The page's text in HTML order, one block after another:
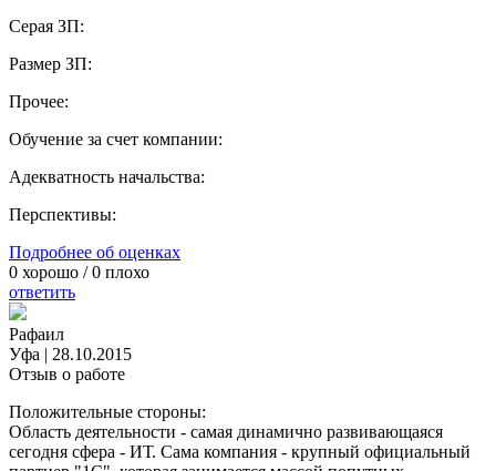
Серая ЗП:
Размер ЗП:
Прочее:
Обучение за счет компании:
Адекватность начальства:
Перспективы:
Подробнее об оценках
0 хорошо /0 плохо
ответить
Рафаил
Уфа | 28.10.2015
Отзыв о работе
Положительные стороны:
Область деятельности - самая динамично развивающаяся
сегодня сфера - ИТ. Сама компания - крупный официальный